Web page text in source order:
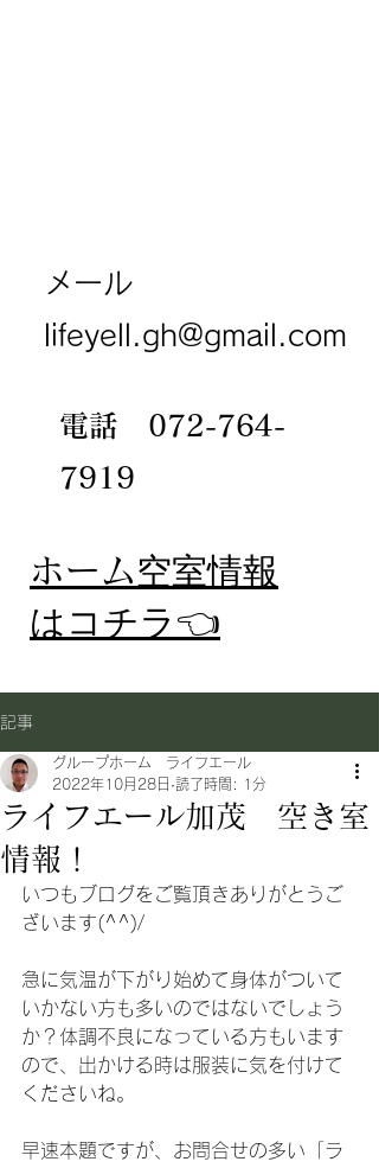
メール
lifeyell.gh@gmail.com
電話 072-764-
7919
​ホーム空室情報
​はコチラ👈
記事
ライフエール加茂 空き室
情報！
グループホーム ライフエール
2022年10月28日 読了時間: 1分
いつもブログをご覧頂きありがとうご
ざいます(^^)/
急に気温が下がり始めて身体がついて
いかない方も多いのではないでしょう
か？体調不良になっている方もいます
ので、出かける時は服装に気を付けて
くださいね。
早速本題ですが、お問合せの多い「ラ